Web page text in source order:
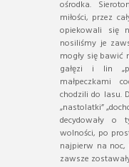
ośrodka.
miłości, przez
opiekowali się
nosiliśmy je
mogły się bawić
gałęzi i lin
małpeczkami
chodzili do lasu.
„nastolatki”
decydowały o
wolności, po
najpierw na
zawsze